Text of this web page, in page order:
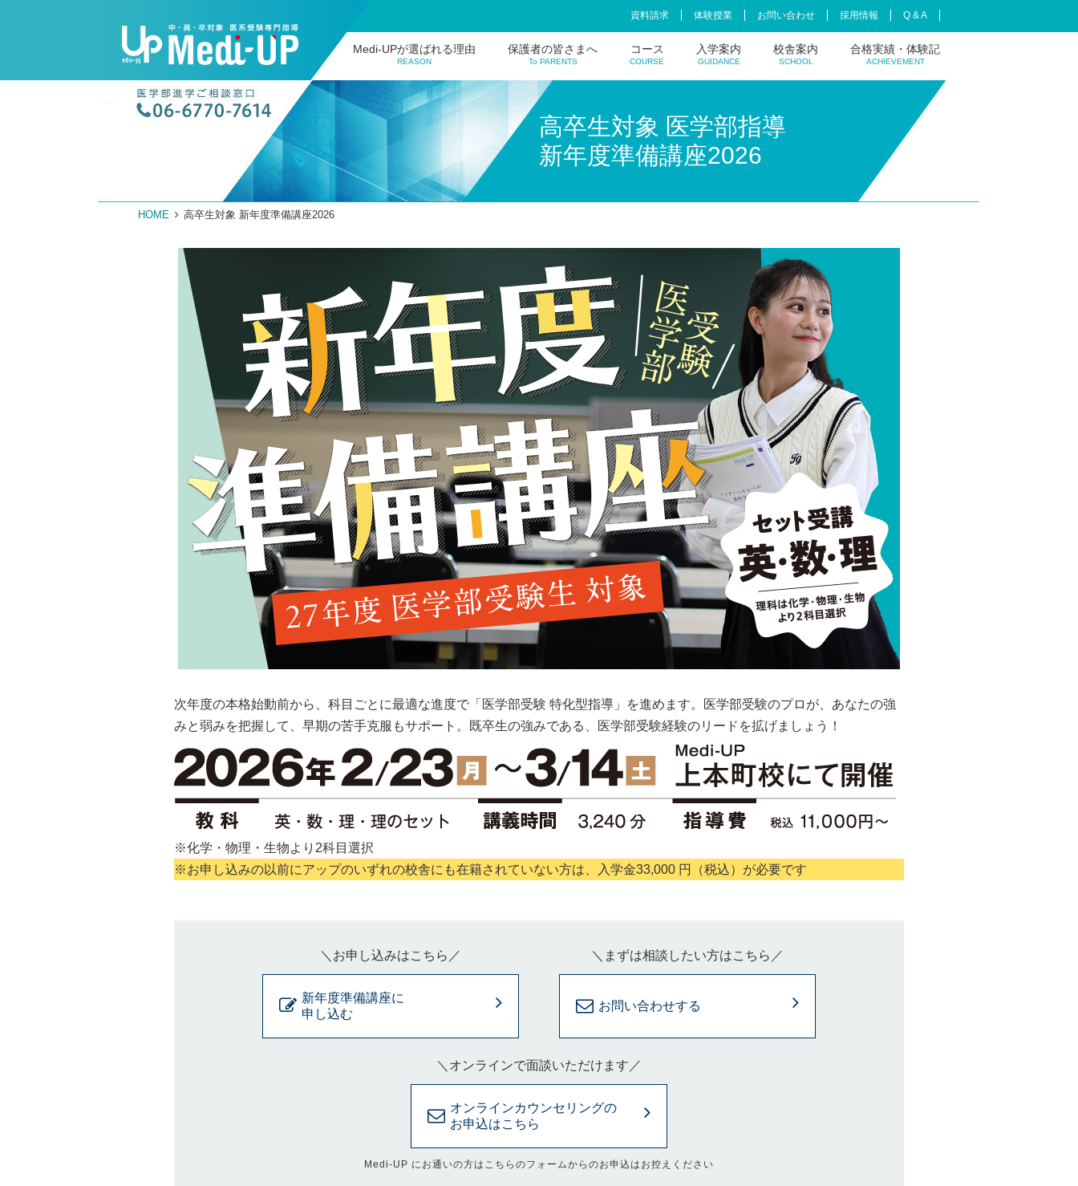
Medi-UP
資料請求 体験授業 お問い合わせ 採用情報 Q & A
Medi-UPが選ばれる理由
REASON
保護者の皆さまへ
To PARENTS
コース
COURSE
入学案内
GUIDANCE
校舎案内
SCHOOL
合格実績・体験記
ACHIEVEMENT
高卒生対象 医学部指導
新年度準備講座2026
HOME 高卒生対象 新年度準備講座2026
次年度の本格始動前から、科目ごとに最適な進度で「医学部受験 特化型指導」を進めます。医学部受験のプロが、あなたの強
みと弱みを把握して、早期の苦手克服もサポート。既卒生の強みである、医学部受験経験のリードを拡げましょう！
※化学・物理・生物より2科目選択
※お申し込みの以前にアップのいずれの校舎にも在籍されていない方は、入学金33,000 円（税込）が必要です
＼お申し込みはこちら／
新年度準備講座に
申し込む
＼まずは相談したい方はこちら／
お問い合わせする
＼オンラインで面談いただけます／
オンラインカウンセリングの
お申込はこちら
Medi-UP にお通いの方はこちらのフォームからのお申込はお控えください